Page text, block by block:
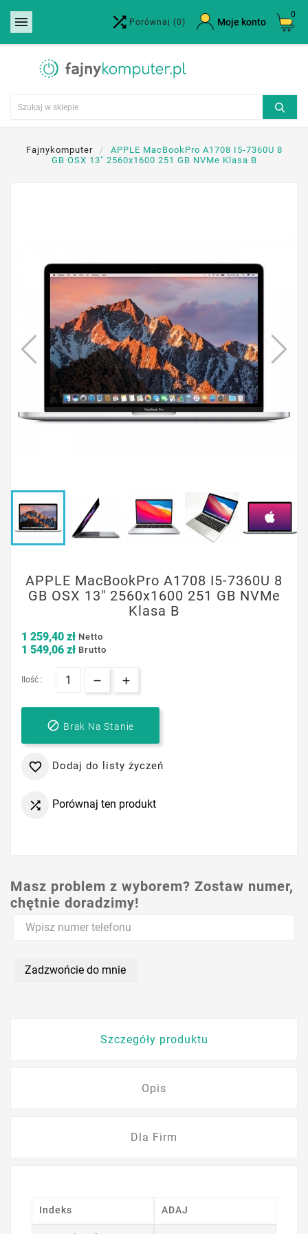
  Porównaj (0) Moje konto
0
Fajnykomputer
APPLE MacBookPro A1708 I5-7360U 8
GB OSX 13" 2560x1600 251 GB NVMe Klasa B
APPLE MacBookPro A1708 I5-7360U 8
GB OSX 13" 2560x1600 251 GB NVMe
Klasa B
1 259,40 zł Netto
1 549,06 zł Brutto
Ilość :
 Brak Na Stanie
 Dodaj do listy życzeń
 Porównaj ten produkt
Masz problem z wyborem? Zostaw numer,
chętnie doradzimy!
Zadzwońcie do mnie
Szczegóły produktu
Opis
Dla Firm
Indeks ADAJ
Utwórz listę życzeń ×
Nazwa listy życzeń
Anuluj Utwórz listę życzeń